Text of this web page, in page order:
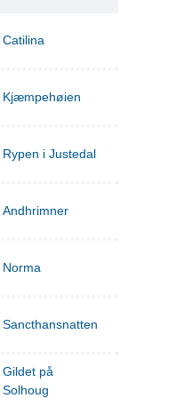
Catilina
Kjæmpehøien
Rypen i Justedal
Andhrimner
Norma
Sancthansnatten
Gildet på
Solhoug